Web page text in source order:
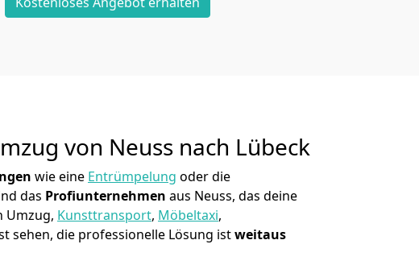
von Neuss nach Lübeck
wie eine Entrümpelung oder die
das Profiunternehmen aus Neuss, das deine
Umzug, Kunsttransport, Möbeltaxi,
sehen, die professionelle Lösung istweitaus